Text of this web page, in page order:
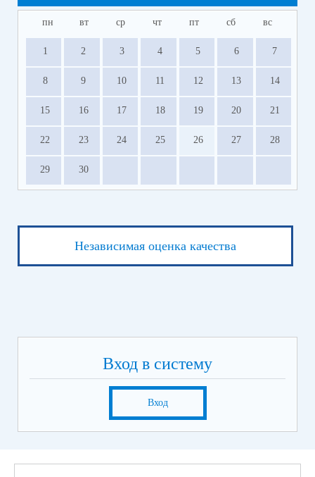
пн вт ср чт пт сб вс
1 2 3 4 5 6 7
8 9 10 11 12 13 14
15 16 17 18 19 20 21
22 23 24 25 26 27 28
29 30
Независимая оценка качества
Вход в систему
Вход